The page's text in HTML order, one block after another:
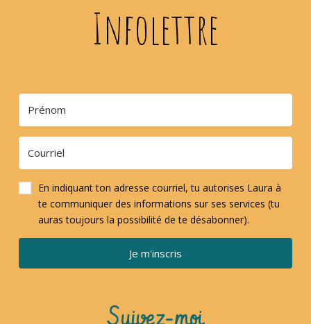
Infolettre
En indiquant ton adresse courriel, tu autorises Laura à
te communiquer des informations sur ses services (tu
auras toujours la possibilité de te désabonner).
Je m'inscris